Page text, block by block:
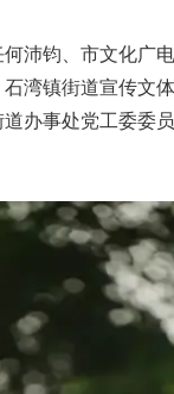
沛钧、市文化广
湾镇街道宣传文
办事处党工委